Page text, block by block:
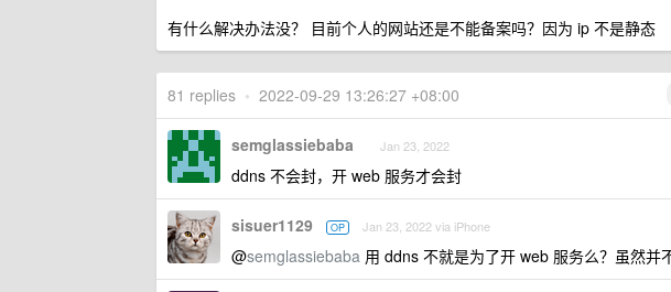
有什么解决办法没？ 目前个人的网站还是不能备案吗？因为 ip 不是静态
81 replies • 2022-09-29 13:26:27 +08:00
semglassiebaba Jan 23, 2022
ddns 不会封，开 web 服务才会封
sisuer1129 OP Jan 23, 2022 via iPhone
@semglassiebaba 用 ddns 不就是为了开 web 服务么？虽然并